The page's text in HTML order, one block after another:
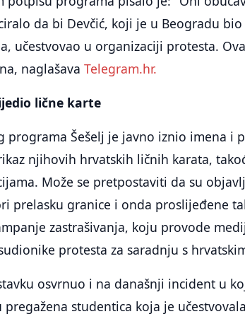
da bi Devčić, koji je u Beogradu
učestvovao u organizaciji protesta.
naglašavaTelegram.hr.
lične karte
programa Šešelj je javno iznio imena i
njihovih hrvatskih ličnih karata,
Može se pretpostaviti da su
prelasku granice i onda proslijeđene
zastrašivanja, koju provode
protesta za saradnju s
osvrnuo i na današnji incident u
pregažena studentica koja je